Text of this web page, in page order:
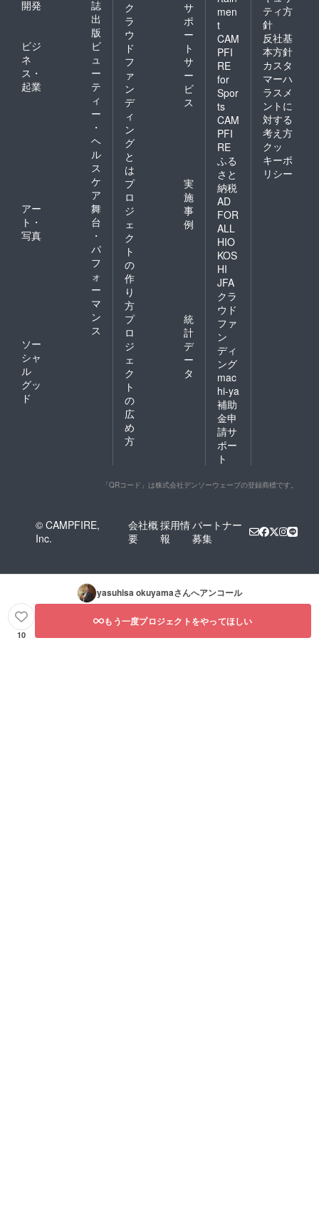
開発
誌
出
版
ビジ
ネ
ス・
起業
ビ
ュ
ー
テ
ィ
ー
・
ヘ
ル
ス
ケ
ア
アー
ト・
写真
舞
台
・
パ
フ
ォ
ー
マ
ン
ス
ソー
シャ
ル
グッ
ド
ク
ラ
ウ
ド
フ
ァ
ン
デ
ィ
ン
グ
と
は
サ
ポ
ー
ト
サ
ー
ビ
ス
プ
ロ
ジ
ェ
ク
ト
の
作
り
方
実
施
事
例
プ
ロ
ジ
ェ
ク
ト
の
広
め
方
統
計
デ
ー
タ
men
t
CAM
PFI
RE
for
Spor
ts
CAM
PFI
RE
ふる
さと
納税
AD
FOR
ALL
HIO
KOS
HI
JFA
クラ
ウド
ファ
ン
ディ
ング
mac
hi-ya
補助
金申
請サ
ポー
ト
ティ方
針
反社基
本方針
カスタ
マーハ
ラスメ
ントに
対する
考え方
クッ
キーポ
リシー
「QRコード」は株式会社デンソーウェーブの登録商標です。
© CAMPFIRE,
Inc.
会社概
要
採用情
報
パートナー
募集
yasuhisa okuyamaさんへアンコール
10
もう一度プロジェクトをやってほしい